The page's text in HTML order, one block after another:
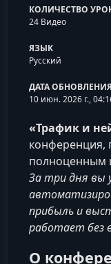
КОЛИЧЕСТВО
24 Видео
ЯЗЫК
Русский
ДАТА ОБНОВЛЕНИЯ
10 июн. 2026 г.,
«Трафик и
конференция,
полноценным
За три дня вы
прибыль и
работает без
О